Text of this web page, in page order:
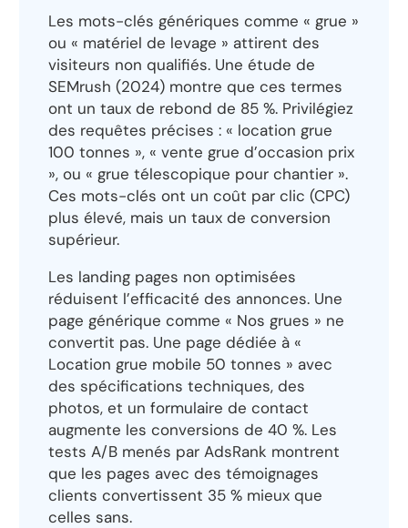
Les mots-clés génériques comme « grue »
ou « matériel de levage » attirent des
visiteurs non qualifiés. Une étude de
SEMrush (2024) montre que ces termes
ont un taux de rebond de 85 %. Privilégiez
des requêtes précises : « location grue
100 tonnes », « vente grue d’occasion prix
», ou « grue télescopique pour chantier ».
Ces mots-clés ont un coût par clic (CPC)
plus élevé, mais un taux de conversion
supérieur.
Les landing pages non optimisées
réduisent l’efficacité des annonces. Une
page générique comme « Nos grues » ne
convertit pas. Une page dédiée à «
Location grue mobile 50 tonnes » avec
des spécifications techniques, des
photos, et un formulaire de contact
augmente les conversions de 40 %. Les
tests A/B menés par AdsRank montrent
que les pages avec des témoignages
clients convertissent 35 % mieux que
celles sans.